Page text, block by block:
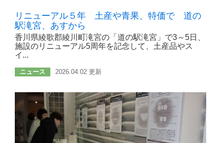
リニューアル５年 土産や青果、特価で 道の
駅滝宮、あすから
香川県綾歌郡綾川町滝宮の「道の駅滝宮」で3～5日、
施設のリニューアル5周年を記念して、土産品やス
イ...
ニュース 2026.04.02 更新